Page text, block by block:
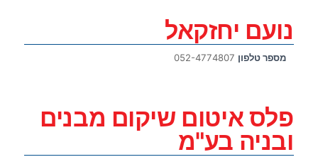
נועם יחזקאל
מספר טלפון 052-4774807
פלס איטום שיקום מבנים
ובניה בע"מ